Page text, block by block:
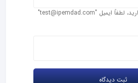
در صورتی که ایمیل ندارید، لطفاً ایمیل "test@ipemdad.com"